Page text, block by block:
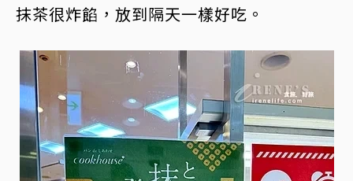
抹茶很炸餡，放到隔天一樣好吃。